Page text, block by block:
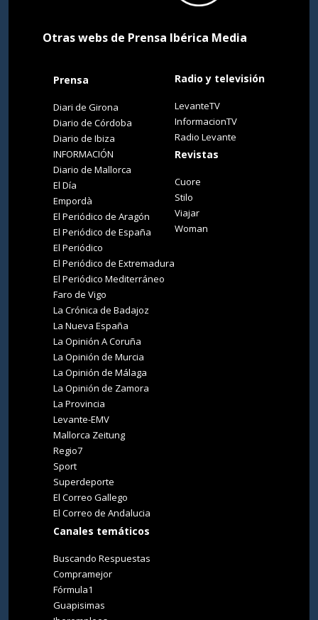
Otras webs de Prensa Ibérica Media
Prensa
Diari de Girona
Diario de Córdoba
Diario de Ibiza
INFORMACIÓN
Diario de Mallorca
El Día
Empordà
El Periódico de Aragón
El Periódico de España
El Periódico
El Periódico de Extremadura
El Periódico Mediterráneo
Faro de Vigo
La Crónica de Badajoz
La Nueva España
La Opinión A Coruña
La Opinión de Murcia
La Opinión de Málaga
La Opinión de Zamora
La Provincia
Levante-EMV
Mallorca Zeitung
Regio7
Sport
Superdeporte
El Correo Gallego
El Correo de Andalucia
Canales temáticos
Buscando Respuestas
Compramejor
Fórmula1
Guapisimas
Radio y televisión
LevanteTV
InformacionTV
Radio Levante
Revistas
Cuore
Stilo
Viajar
Woman